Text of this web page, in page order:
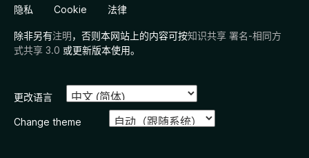
隐私 Cookie 法律
除非另有注明，否则本网站上的内容可按知识共享 署名-相同方
式共享 3.0 或更新版本使用。
更改语言
Change theme